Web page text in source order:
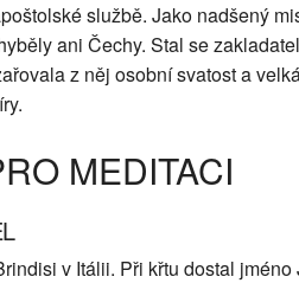
službě. Jako nadšený
ani Čechy. Stal se
z něj osobní svatost a
MEDITACI
v Itálii. Při křtu dostal